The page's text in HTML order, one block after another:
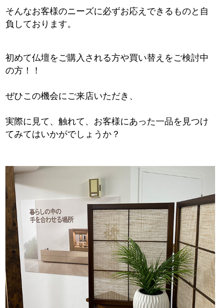
そんなお客様のニーズに必ずお応えできるものと自
負しております。
初めて仏壇をご購入される方や買い替えをご検討中
の方！！
ぜひこの機会にご来店いただき、
実際に見て、触れて、お客様にあった一品を見つけ
てみてはいかがでしょうか？